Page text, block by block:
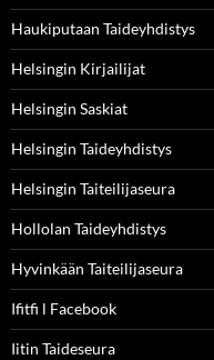
Haukiputaan Taideyhdistys
Helsingin Kirjailijat
Helsingin Saskiat
Helsingin Taideyhdistys
Helsingin Taiteilijaseura
Hollolan Taideyhdistys
Hyvinkään Taiteilijaseura
Ifitfi l Facebook
Iitin Taideseura